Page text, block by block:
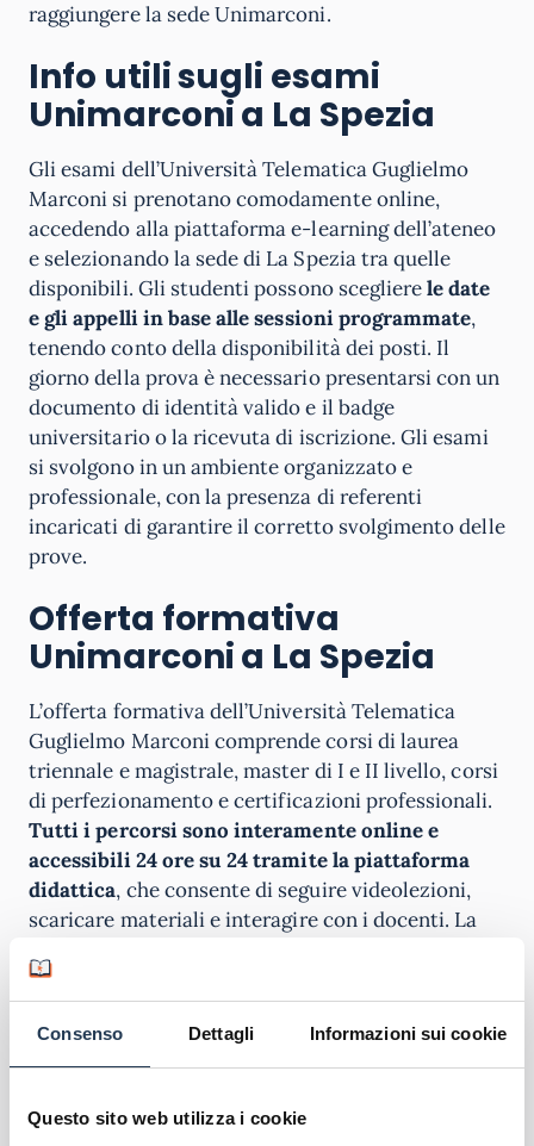
Consenso Dettagli Informazioni sui cookie
Questo sito web utilizza i cookie
raggiungere la sede Unimarconi.
Info utili sugli esami
Unimarconi a La Spezia
Gli esami dell’Università Telematica Guglielmo
Marconi si prenotano comodamente online,
accedendo alla piattaforma e-learning dell’ateneo
e selezionando la sede di La Spezia tra quelle
disponibili. Gli studenti possono sceglierele date
e gli appelli in base alle sessioni programmate,
tenendo conto della disponibilità dei posti. Il
giorno della prova è necessario presentarsi con un
documento di identità valido e il badge
universitario o la ricevuta di iscrizione. Gli esami
si svolgono in un ambiente organizzato e
professionale, con la presenza di referenti
incaricati di garantire il corretto svolgimento delle
prove.
Offerta formativa
Unimarconi a La Spezia
L’offerta formativa dell’Università Telematica
Guglielmo Marconi comprende corsi di laurea
triennale e magistrale, master di I e II livello, corsi
di perfezionamento e certificazioni professionali.
Tutti i percorsi sono interamente online e
accessibili 24 ore su 24 tramite la piattaforma
didattica, che consente di seguire videolezioni,
scaricare materiali e interagire con i docenti. La
rappresenta un grande vantaggio per gli studenti
della Liguria, che possono completare il proprio
percorso di studi senza doversi spostare lontano
da casa, usufruendo della flessibilità tipica delle
dei titoli rilasciati da Unimarconi.